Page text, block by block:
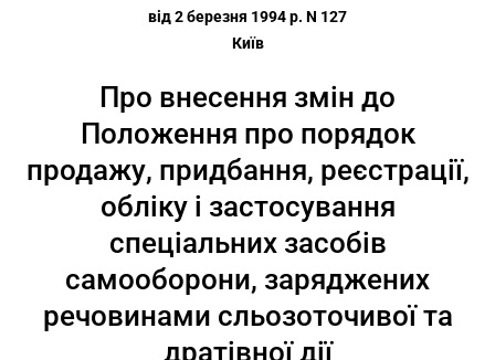
від 2 березня 1994 р. N 127
Київ
Про внесення змін до
Положення про порядок
продажу, придбання, реєстрації,
обліку і застосування
спеціальних засобів
самооборони, заряджених
речовинами сльозоточивої та
дратівної дії